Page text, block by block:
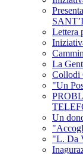
Lettera
La
Collodi
"Un
Un
"L. Da